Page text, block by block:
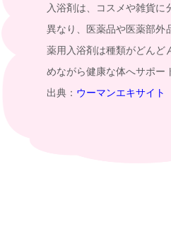
入浴剤は、コスメや雑貨に
異なり、医薬品や医薬部外
薬用入浴剤は種類がどんど
めながら健康な体へサポー
出典： ウーマンエキサイト